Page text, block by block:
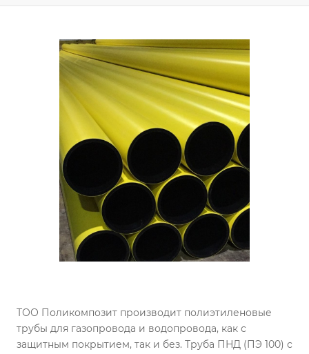
ТОО Поликомпозит производит полиэтиленовые
трубы для газопровода и водопровода, как с
защитным покрытием, так и без. Труба ПНД (ПЭ 100) с